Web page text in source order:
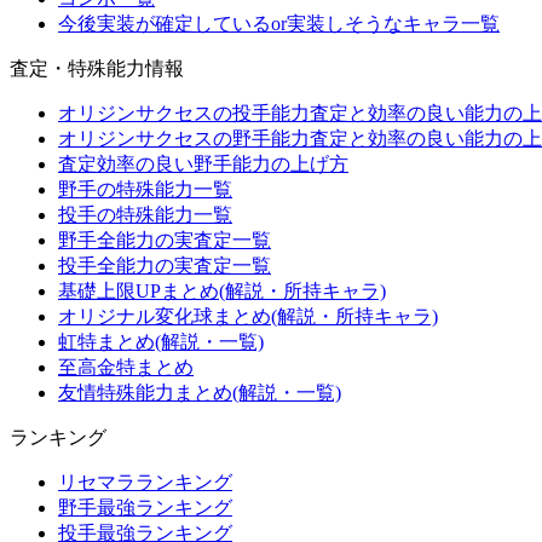
今後実装が確定しているor実装しそうなキャラ一覧
査定・特殊能力情報
オリジンサクセスの投手能力査定と効率の良い能力の
オリジンサクセスの野手能力査定と効率の良い能力の
査定効率の良い野手能力の上げ方
野手の特殊能力一覧
投手の特殊能力一覧
野手全能力の実査定一覧
投手全能力の実査定一覧
基礎上限UPまとめ(解説・所持キャラ)
オリジナル変化球まとめ(解説・所持キャラ)
虹特まとめ(解説・一覧)
至高金特まとめ
友情特殊能力まとめ(解説・一覧)
ランキング
リセマラランキング
野手最強ランキング
投手最強ランキング